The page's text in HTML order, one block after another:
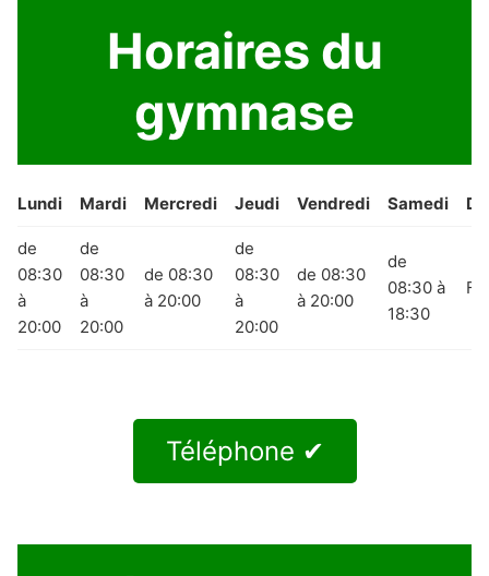
Horaires du
gymnase
Lundi Mardi Mercredi Jeudi Vendredi Samedi
de
08:30
à
20:00
de
08:30
à
20:00
de 08:30
à 20:00
de
08:30
à
20:00
de 08:30
à 20:00
de
08:30 à
18:30
Téléphone ✔